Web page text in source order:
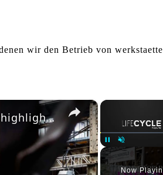
wir den Betrieb von
Pause Unmute
Now
×
Cyclingworld 2023: Unsere Top 9 Produkthighlights von Gravelbike bis Lastenrad